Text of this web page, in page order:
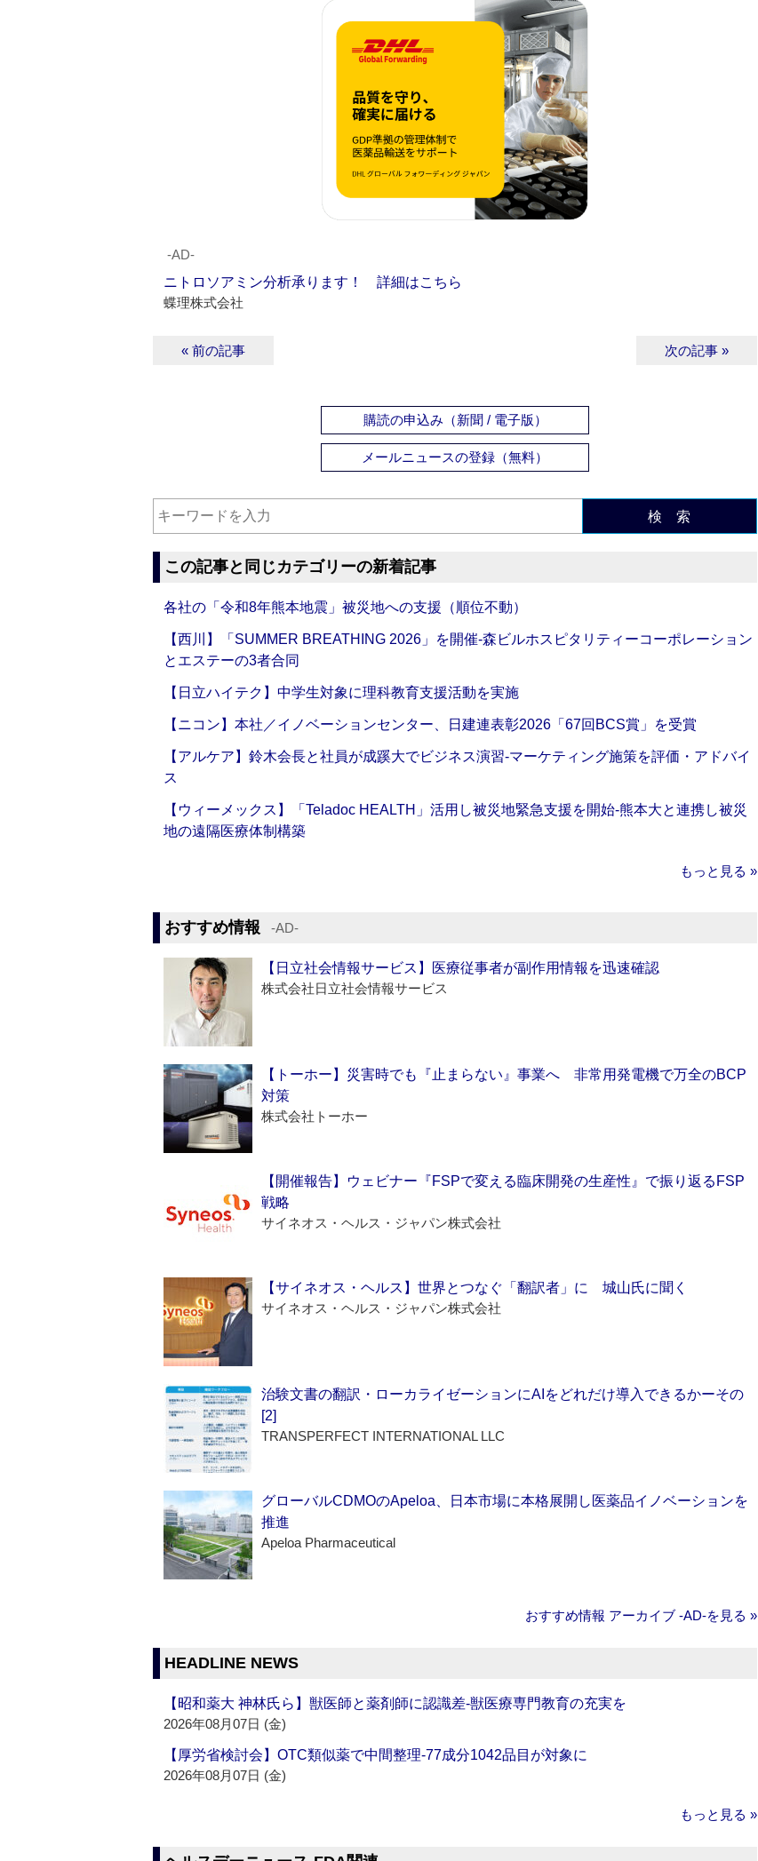
‐AD‐
ニトロソアミン分析承ります！ 詳細はこちら
蝶理株式会社
« 前の記事 次の記事 »
購読の申込み（新聞 / 電子版）
メールニュースの登録（無料）
検 索
この記事と同じカテゴリーの新着記事
各社の「令和8年熊本地震」被災地への支援（順位不動）
【西川】「SUMMER BREATHING 2026」を開催‐森ビルホスピタリティーコーポレーション
とエステーの3者合同
【日立ハイテク】中学生対象に理科教育支援活動を実施
【ニコン】本社／イノベーションセンター、日建連表彰2026「67回BCS賞」を受賞
【アルケア】鈴木会長と社員が成蹊大でビジネス演習‐マーケティング施策を評価・アドバイ
ス
【ウィーメックス】「Teladoc HEALTH」活用し被災地緊急支援を開始‐熊本大と連携し被災
地の遠隔医療体制構築
もっと見る »
おすすめ情報 ‐AD‐
【日立社会情報サービス】医療従事者が副作用情報を迅速確認
株式会社日立社会情報サービス
【トーホー】災害時でも『止まらない』事業へ 非常用発電機で万全のBCP
対策
株式会社トーホー
【開催報告】ウェビナー『FSPで変える臨床開発の生産性』で振り返るFSP
戦略
サイネオス・ヘルス・ジャパン株式会社
【サイネオス・ヘルス】世界とつなぐ「翻訳者」に 城山氏に聞く
サイネオス・ヘルス・ジャパン株式会社
治験文書の翻訳・ローカライゼーションにAIをどれだけ導入できるかーその
[2]
TRANSPERFECT INTERNATIONAL LLC
グローバルCDMOのApeloa、日本市場に本格展開し医薬品イノベーションを
推進
Apeloa Pharmaceutical
おすすめ情報 アーカイブ ‐AD‐を見る »
HEADLINE NEWS
【昭和薬大 神林氏ら】獣医師と薬剤師に認識差‐獣医療専門教育の充実を
2026年08月07日 (金)
【厚労省検討会】OTC類似薬で中間整理‐77成分1042品目が対象に
2026年08月07日 (金)
もっと見る »